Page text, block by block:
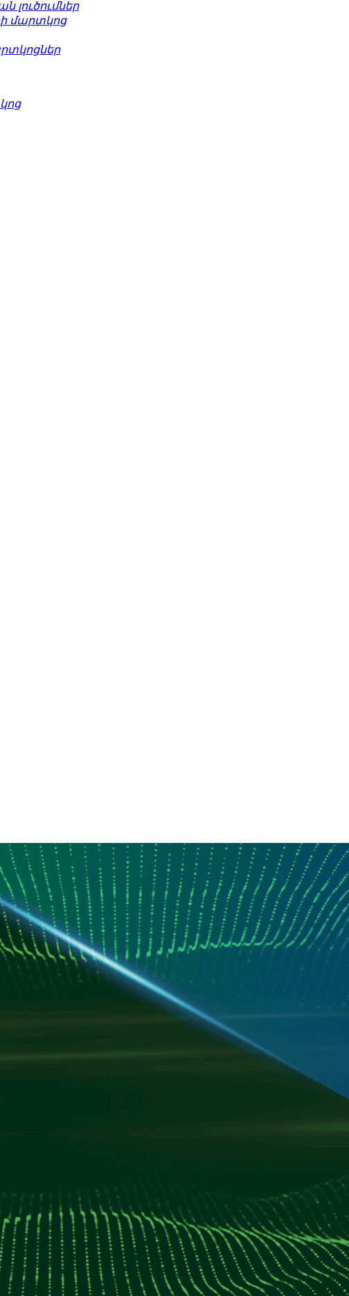
լուծումներ
մարտկոց